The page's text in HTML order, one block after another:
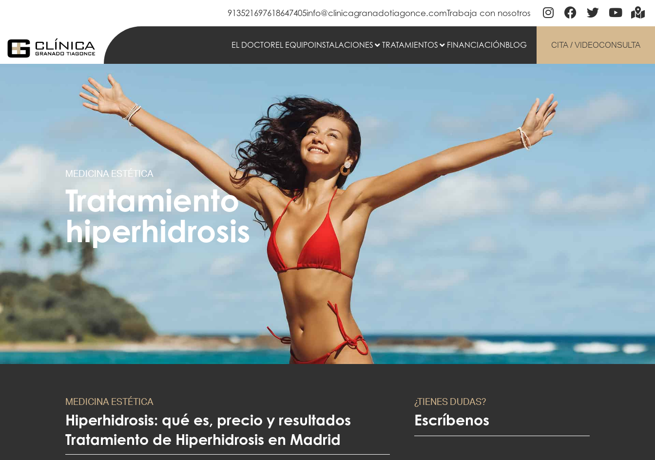
913521697618647405info@clinicagranadotiagonce.comTrabaja con nosotros
EL DOCTOREL EQUIPOINSTALACIONES TRATAMIENTOS FINANCIACIÓNBLOG CITA / VIDEOCONSULTA
MEDICINA ESTÉTICA
Tratamiento
hiperhidrosis
MEDICINA ESTÉTICA
Hiperhidrosis: qué es, precio y resultados
Tratamiento de Hiperhidrosis en Madrid
¿TIENES DUDAS?
Escríbenos